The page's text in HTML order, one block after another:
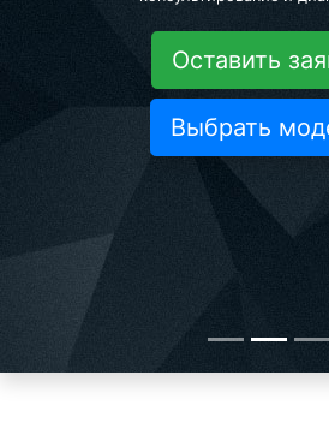
Оставить
Выбрать